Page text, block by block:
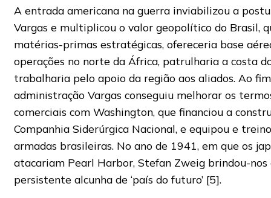
A entrada americana na guerra inviabilizou a
Vargas e multiplicou o valor geopolítico do Brasil,
matérias-primas estratégicas, ofereceria base
operações no norte da África, patrulharia a costa
trabalharia pelo apoio da região aos aliados. Ao
administração Vargas conseguiu melhorar os
comerciais com Washington, que financiou a
Companhia Siderúrgica Nacional, e equipou e
armadas brasileiras. No ano de 1941, em que os
atacariam Pearl Harbor, Stefan Zweig brindou-nos
persistente alcunha de ‘país do futuro’ [5].